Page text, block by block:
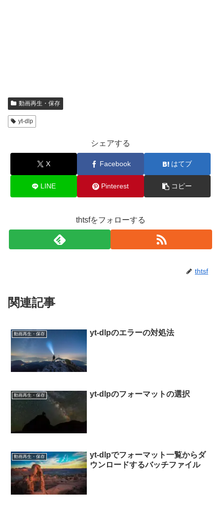
動画再生・保存
yt-dlp
シェアする
X Facebook はてブ
LINE Pinterest コピー
thtsfをフォローする
thtsf
関連記事
動画再生・保存 yt-dlpのエラーの対処法
動画再生・保存 yt-dlpのフォーマットの選択
動画再生・保存
yt-dlpでフォーマット一覧からダ
ウンロードするバッチファイル